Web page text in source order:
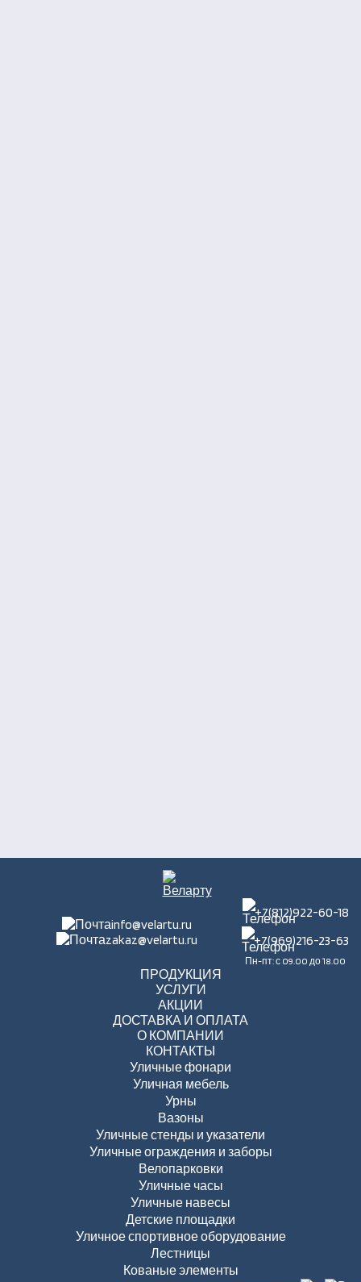
info@velartu.ru
zakaz@velartu.ru
+7(812)922-60-18
+7(969)216-23-63
Пн-пт: с 09.00 до 18.00
ПРОДУКЦИЯ
УСЛУГИ
АКЦИИ
ДОСТАВКА И ОПЛАТА
О КОМПАНИИ
КОНТАКТЫ
Уличные фонари
Уличная мебель
Урны
Вазоны
Уличные стенды и указатели
Уличные ограждения и заборы
Велопарковки
Уличные часы
Уличные навесы
Детские площадки
Уличное спортивное оборудование
Лестницы
Кованые элементы